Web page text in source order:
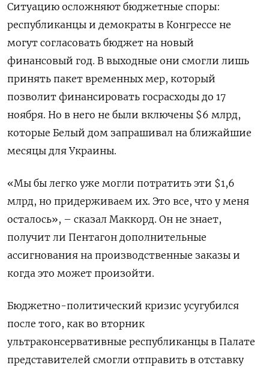
Ситуацию осложняют бюджетные споры:
республиканцы и демократы в Конгрессе не
могут согласовать бюджет на новый
финансовый год. В выходные они смогли лишь
принять пакет временных мер, который
позволит финансировать госрасходы до 17
ноября. Но в него не были включены $6 млрд,
которые Белый дом запрашивал на ближайшие
месяцы для Украины.
«Мы бы легко уже могли потратить эти $1,6
млрд, но придерживаем их. Это все, что у меня
осталось», – сказал Маккорд. Он не знает,
получит ли Пентагон дополнительные
ассигнования на производственные заказы и
когда это может произойти.
Бюджетно-политический кризис усугубился
после того, как во вторник
ультраконсервативные республиканцы в Палате
представителей смогли отправить в отставку